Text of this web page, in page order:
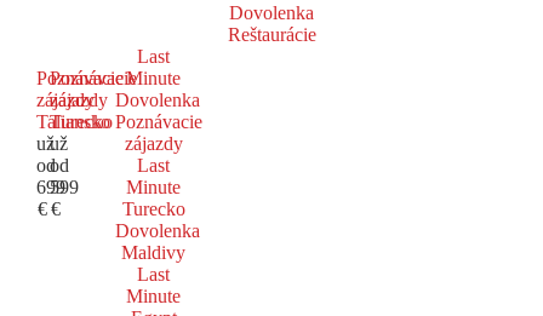
Dovolenka
Reštaurácie
Poznávacie
zájazdy
Taliansko
už
od
699
€
Poznávacie
zájazdy
Turecko
už
od
599
€
Last
Minute
Dovolenka
Poznávacie
zájazdy
Last
Minute
Turecko
Dovolenka
Maldivy
Last
Minute